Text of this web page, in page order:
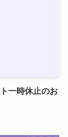
一時休止のお